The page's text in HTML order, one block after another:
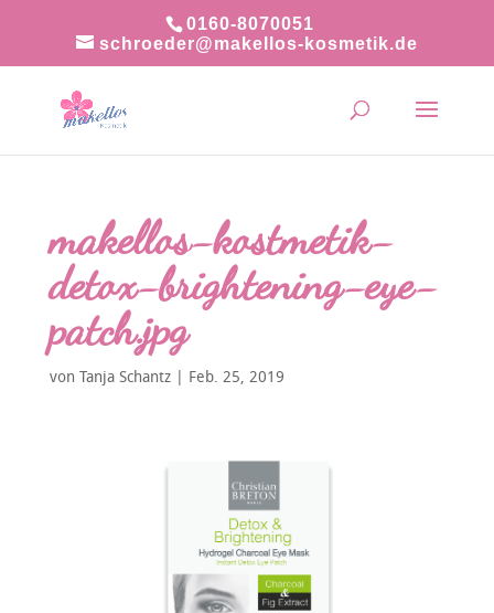
0160-8070051
schroeder@makellos-kosmetik.de
makellos-kostmetik-
detox-brightening-eye-
patch.jpg
von Tanja Schantz| Feb. 25, 2019